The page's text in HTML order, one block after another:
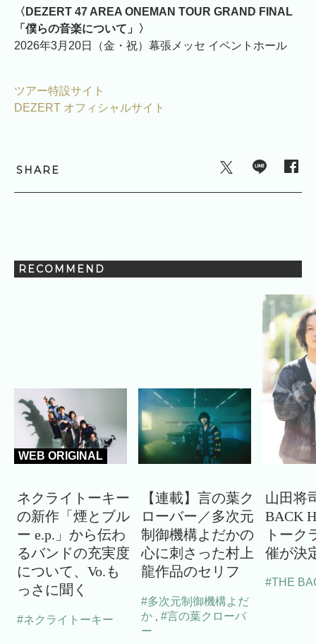
〈DEZERT 47 AREA ONEMAN TOUR GRAND FINAL
「僕らの音楽について」〉
2026年3月20日（金・祝）幕張メッセ イベントホール
ツアー特設サイト
DEZERT オフィシャルサイト
SHARE
RECOMMEND
WEB ORIGINAL
ネクライトーキー
の新作「煙とブル
ー e.p.」から伝わ
るバンドの充実度
について、Vo.も
っさに聞く
#ネクライトーキー
【連載】言の葉ク
ローバー／多次元
制御機構よだかの
心に刺さった村上
龍作品のセリフ
#多次元制御機構よだ
か
#言の葉クローバ
ー
山田将
BACK
トーク
催が決
#THE